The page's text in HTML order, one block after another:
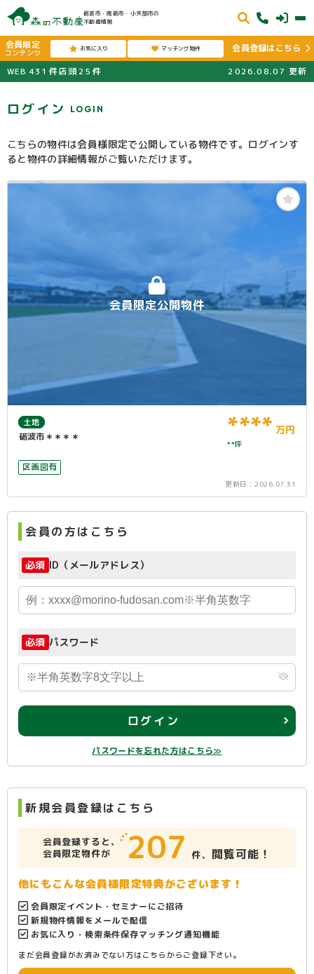
砺波市・南砺市・小矢部市の
不動産情報
会員限定
コンテンツ お気に入り マッチング物件
会員登録はこちら
WEB 431 件店頭25 件 2026.08.07 更新
ログイン LOGIN
こちらの物件は会員様限定で公開している物件です。ログインす
ると物件の詳細情報がご覧いただけます。
会員限定公開物件
土地
砺波市＊＊＊＊ **** 万円
**坪
区画図有
更新日： 2026.07.31
会員の方はこちら
必須 ID（メールアドレス）
必須 パスワード
ログイン
パスワードを忘れた方はこちら≫
新規会員登録はこちら
会員登録すると、
会員限定物件が
207 件、 閲覧可能！
他にもこんな会員様限定特典がございます！
会員限定イベント・セミナーにご招待
新規物件情報をメールで配信
お気に入り・検索条件保存マッチング通知機能
まだ会員登録がお済みでない方はこちらからご登録下さい。